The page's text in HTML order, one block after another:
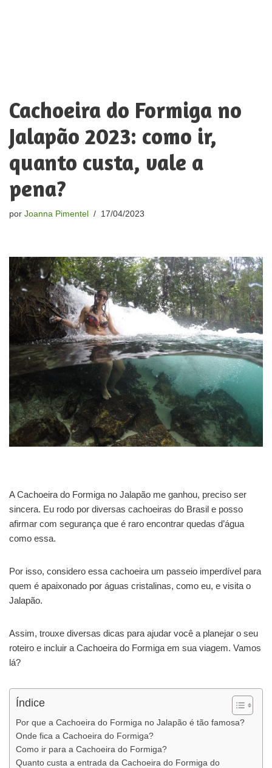
Cachoeira do Formiga no
Jalapão 2023: como ir,
quanto custa, vale a
pena?
por Joanna Pimentel 17/04/2023
A Cachoeira do Formiga no Jalapão me ganhou, preciso ser
sincera. Eu rodo por diversas cachoeiras do Brasil e posso
afirmar com segurança que é raro encontrar quedas d’água
como essa.
Por isso, considero essa cachoeira um passeio imperdível para
quem é apaixonado por águas cristalinas, como eu, e visita o
Jalapão.
Assim, trouxe diversas dicas para ajudar você a planejar o seu
roteiro e incluir a Cachoeira do Formiga em sua viagem. Vamos
lá?
Índice
Por que a Cachoeira do Formiga no Jalapão é tão famosa?
Onde fica a Cachoeira do Formiga?
Como ir para a Cachoeira do Formiga?
Quanto custa a entrada da Cachoeira do Formiga do